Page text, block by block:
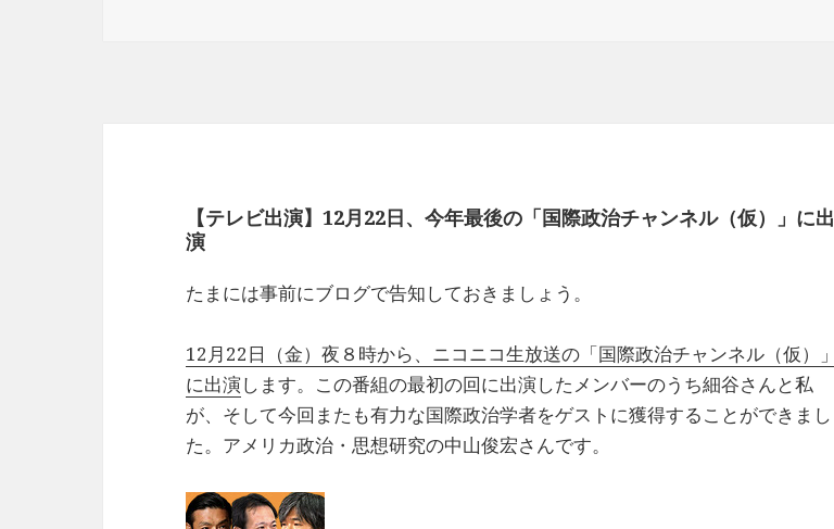
【テレビ出演】12月22日、今年最後の「国際政治チャンネル（仮）」に出
演
たまには事前にブログで告知しておきましょう。
12月22日（金）夜８時から、ニコニコ生放送の「国際政治チャンネル（仮）」
に出演します。この番組の最初の回に出演したメンバーのうち細谷さんと私
が、そして今回またも有力な国際政治学者をゲストに獲得することができまし
た。アメリカ政治・思想研究の中山俊宏さんです。